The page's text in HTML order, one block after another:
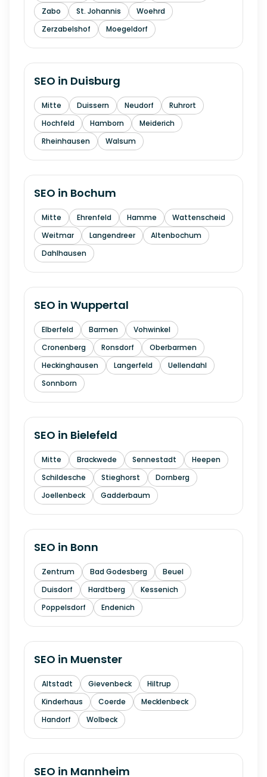
Zabo
St. Johannis
Woehrd
Zerzabelshof
Moegeldorf
SEO in Duisburg
Mitte Duissern Neudorf
Ruhrort
Hochfeld
Hamborn
Meiderich
Rheinhausen
Walsum
SEO in Bochum
Mitte Ehrenfeld Hamme
Wattenscheid
Weitmar
Langendreer
Altenbochum
Dahlhausen
SEO in Wuppertal
Elberfeld Barmen
Vohwinkel
Cronenberg
Ronsdorf
Oberbarmen
Heckinghausen
Langerfeld
Uellendahl
Sonnborn
SEO in Bielefeld
Mitte Brackwede Sennestadt
Heepen
Schildesche
Stieghorst
Dornberg
Joellenbeck
Gadderbaum
SEO in Bonn
Zentrum Bad Godesberg
Beuel
Duisdorf
Hardtberg
Kessenich
Poppelsdorf
Endenich
SEO in Muenster
Altstadt Gievenbeck
Hiltrup
Kinderhaus
Coerde
Mecklenbeck
Handorf
Wolbeck
SEO in Mannheim